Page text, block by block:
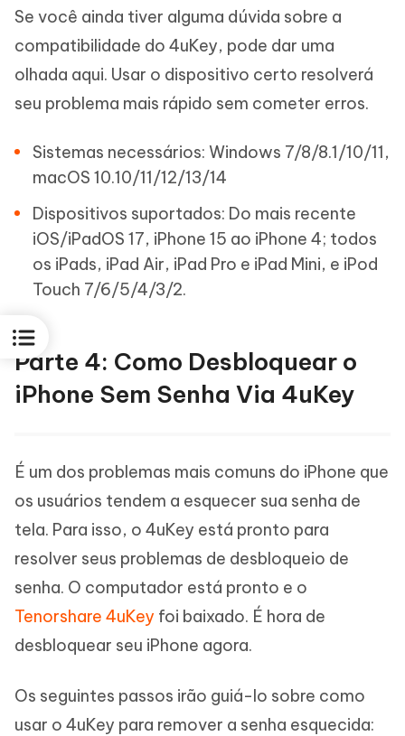
Se você ainda tiver alguma dúvida sobre a
compatibilidade do 4uKey, pode dar uma
olhada aqui. Usar o dispositivo certo resolverá
seu problema mais rápido sem cometer erros.
Sistemas necessários: Windows 7/8/8.1/10/11,
macOS 10.10/11/12/13/14
Dispositivos suportados: Do mais recente
iOS/iPadOS 17, iPhone 15 ao iPhone 4; todos
os iPads, iPad Air, iPad Pro e iPad Mini, e iPod
Touch 7/6/5/4/3/2.
Parte 4: Como Desbloquear o
iPhone Sem Senha Via 4uKey
É um dos problemas mais comuns do iPhone que
os usuários tendem a esquecer sua senha de
tela. Para isso, o 4uKey está pronto para
resolver seus problemas de desbloqueio de
senha. O computador está pronto e o
Tenorshare 4uKey foi baixado. É hora de
desbloquear seu iPhone agora.
Os seguintes passos irão guiá-lo sobre como
usar o 4uKey para remover a senha esquecida: